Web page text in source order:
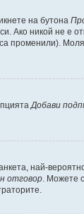
на бутона
Ако никой не е
променили).
Добави
най-
отговор . Можете